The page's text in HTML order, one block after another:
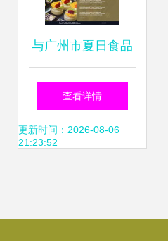
与广州市夏日食品
有限公司网站建设
合作协议
查看详情
更新时间：2026-08-06
21:23:52